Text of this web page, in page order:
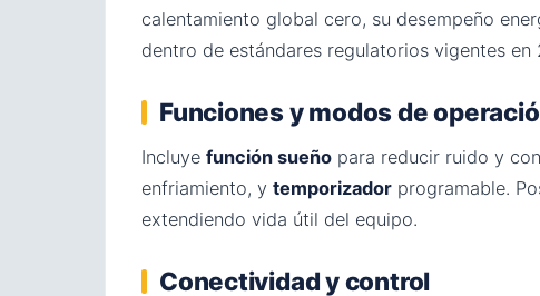
calentamiento global cero, su desempeño
dentro de estándares regulatorios vigentes en
Funciones y modos de
Incluye función sueño para reducir ruido y
enfriamiento, y temporizador programable.
extendiendo vida útil del equipo.
Conectividad y control